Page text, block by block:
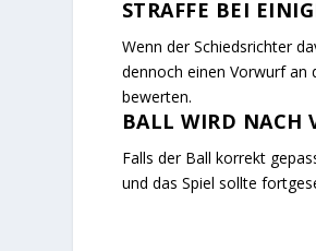
STRAFFE BEI
Wenn der Schiedsrichter
dennoch einen Vorwurf an
bewerten.
BALL WIRD NACH
Falls der Ball korrekt
und das Spiel sollte